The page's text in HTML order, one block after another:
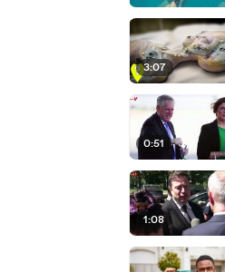
3:07
0:51
1:08